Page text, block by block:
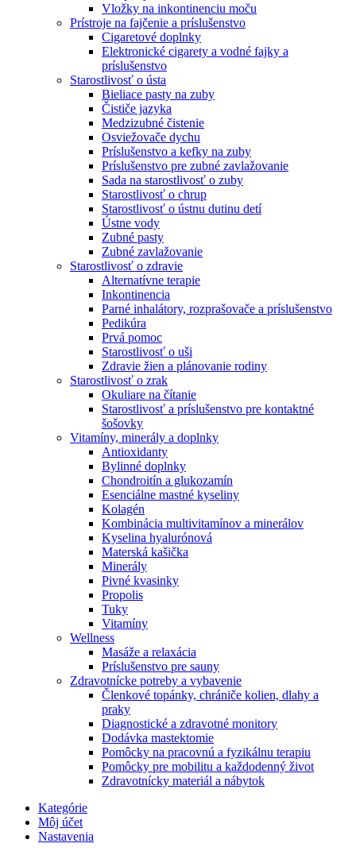
Vložky na inkontinenciu moču
Prístroje na fajčenie a príslušenstvo
Cigaretové doplnky
Elektronické cigarety a vodné fajky a
príslušenstvo
Starostlivosť o ústa
Bieliace pasty na zuby
Čističe jazyka
Medzizubné čistenie
Osviežovače dychu
Príslušenstvo a kefky na zuby
Príslušenstvo pre zubné zavlažovanie
Sada na starostlivosť o zuby
Starostlivosť o chrup
Starostlivosť o ústnu dutinu detí
Ústne vody
Zubné pasty
Zubné zavlažovanie
Starostlivosť o zdravie
Alternatívne terapie
Inkontinencia
Parné inhalátory, rozprašovače a príslušenstvo
Pedikúra
Prvá pomoc
Starostlivosť o uši
Zdravie žien a plánovanie rodiny
Starostlivosť o zrak
Okuliare na čítanie
Starostlivosť a príslušenstvo pre kontaktné
šošovky
Vitamíny, minerály a doplnky
Antioxidanty
Bylinné doplnky
Chondroitín a glukozamín
Esenciálne mastné kyseliny
Kolagén
Kombinácia multivitamínov a minerálov
Kyselina hyalurónová
Materská kašička
Minerály
Pivné kvasinky
Propolis
Tuky
Vitamíny
Wellness
Masáže a relaxácia
Príslušenstvo pre sauny
Zdravotnícke potreby a vybavenie
Členkové topánky, chrániče kolien, dlahy a
praky
Diagnostické a zdravotné monitory
Dodávka mastektomie
Pomôcky na pracovnú a fyzikálnu terapiu
Pomôcky pre mobilitu a každodenný život
Zdravotnícky materiál a nábytok
Kategórie
Môj účet
Nastavenia